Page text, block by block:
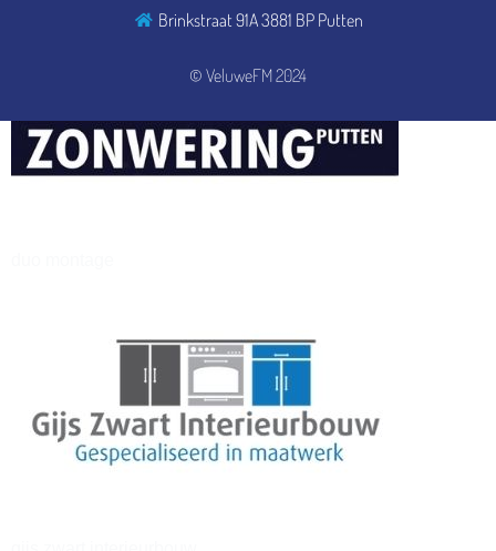
© VeluweFM 2024
Brinkstraat 91A 3881 BP Putten